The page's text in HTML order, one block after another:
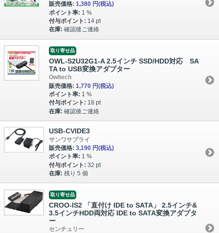
販売価格: 1,380 円(税込)
ポイント率: 1 %
付与ポイント: 14 pt
在庫: 確認後ご連絡
取り寄せ品
OWL-S2U32G1-A 2.5インチ SSD/HDD対応 SA
TA to USB変換アダプター
Owltech
販売価格: 1,770 円(税込)
ポイント率: 1 %
付与ポイント: 18 pt
在庫: 確認後ご連絡
USB-CVIDE3
サンワサプライ
販売価格: 3,190 円(税込)
ポイント率: 1 %
付与ポイント: 32 pt
在庫: 残り 5 個
取り寄せ品
CROO-IS2 「直付け IDE to SATA」 2.5インチ&
3.5インチHDD両対応 IDE to SATA変換アダプタ
ー
センチュリー